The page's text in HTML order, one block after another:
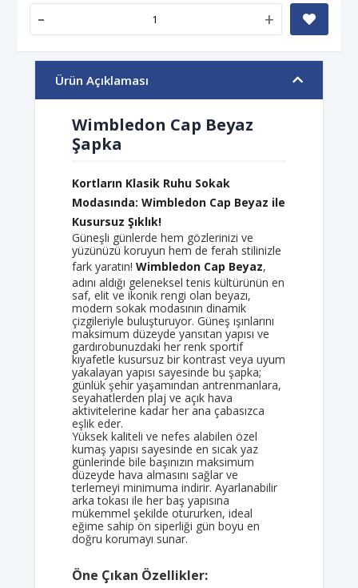
- +
Ürün Açıklaması
Wimbledon Cap Beyaz
Şapka
Kortların Klasik Ruhu Sokak
Modasında: Wimbledon Cap Beyaz ile
Kusursuz Şıklık!
Güneşli günlerde hem gözlerinizi ve
yüzünüzü koruyun hem de ferah stilinizle
fark yaratın! Wimbledon Cap Beyaz,
adını aldığı geleneksel tenis kültürünün en
saf, elit ve ikonik rengi olan beyazı,
modern sokak modasının dinamik
çizgileriyle buluşturuyor. Güneş ışınlarını
maksimum düzeyde yansıtan yapısı ve
gardırobunuzdaki her renk sportif
kıyafetle kusursuz bir kontrast veya uyum
yakalayan yapısı sayesinde bu şapka;
günlük şehir yaşamından antrenmanlara,
seyahatlerden plaj ve açık hava
aktivitelerine kadar her ana çabasızca
eşlik eder.
Yüksek kaliteli ve nefes alabilen özel
kumaş yapısı sayesinde en sıcak yaz
günlerinde bile başınızın maksimum
düzeyde hava almasını sağlar ve
terlemeyi minimuma indirir. Ayarlanabilir
arka tokası ile her baş yapısına
mükemmel şekilde otururken, ideal
eğime sahip ön siperliği gün boyu en
doğru korumayı sunar.
Öne Çıkan Özellikler: